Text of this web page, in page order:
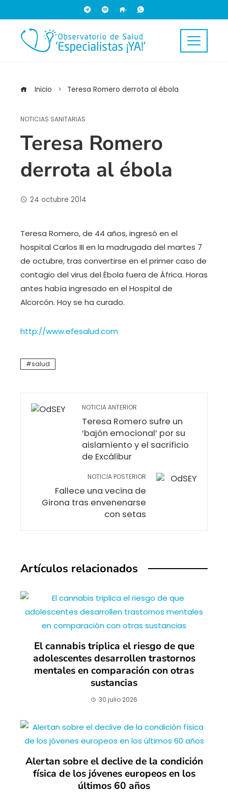
Inicio Teresa Romero derrota al ébola
NOTICIAS SANITARIAS
Teresa Romero
derrota al ébola
24 octubre 2014
Teresa Romero, de 44 años, ingresó en el
hospital Carlos III en la madrugada del martes 7
de octubre, tras convertirse en el primer caso de
contagio del virus del Ébola fuera de África. Horas
antes había ingresado en el Hospital de
Alcorcón. Hoy se ha curado.
http://www.efesalud.com
salud
NOTICIA ANTERIOR
Teresa Romero sufre un
‘bajón emocional’ por su
aislamiento y el sacrificio
de Excálibur
NOTICIA POSTERIOR
Fallece una vecina de
Girona tras envenenarse
con setas
Artículos relacionados
El cannabis triplica el riesgo de que
adolescentes desarrollen trastornos
mentales en comparación con otras
sustancias
30 julio 2026
Alertan sobre el declive de la condición
física de los jóvenes europeos en los
últimos 60 años